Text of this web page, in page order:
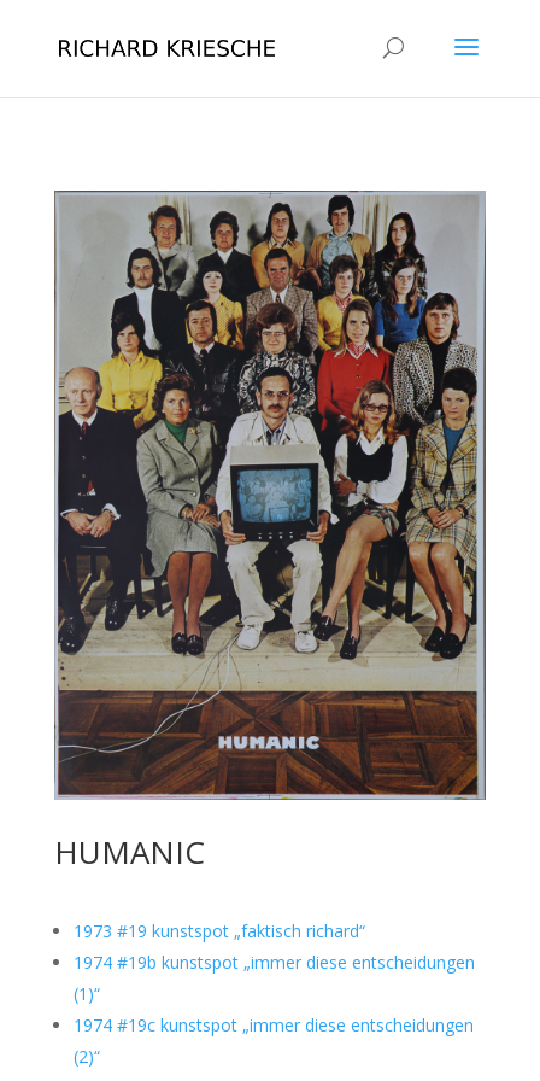
HUMANIC
1973 #19 kunstspot „faktisch richard“
1974 #19b kunstspot „immer diese entscheidungen
(1)“
1974 #19c kunstspot „immer diese entscheidungen
(2)“